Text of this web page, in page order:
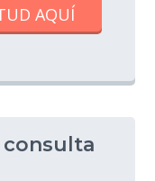
AQUÍ